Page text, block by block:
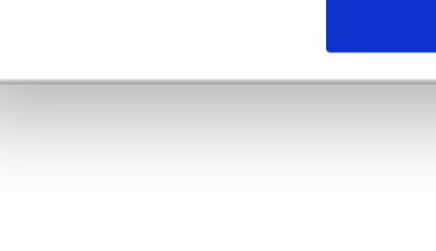
und Schnurstärke definieren die